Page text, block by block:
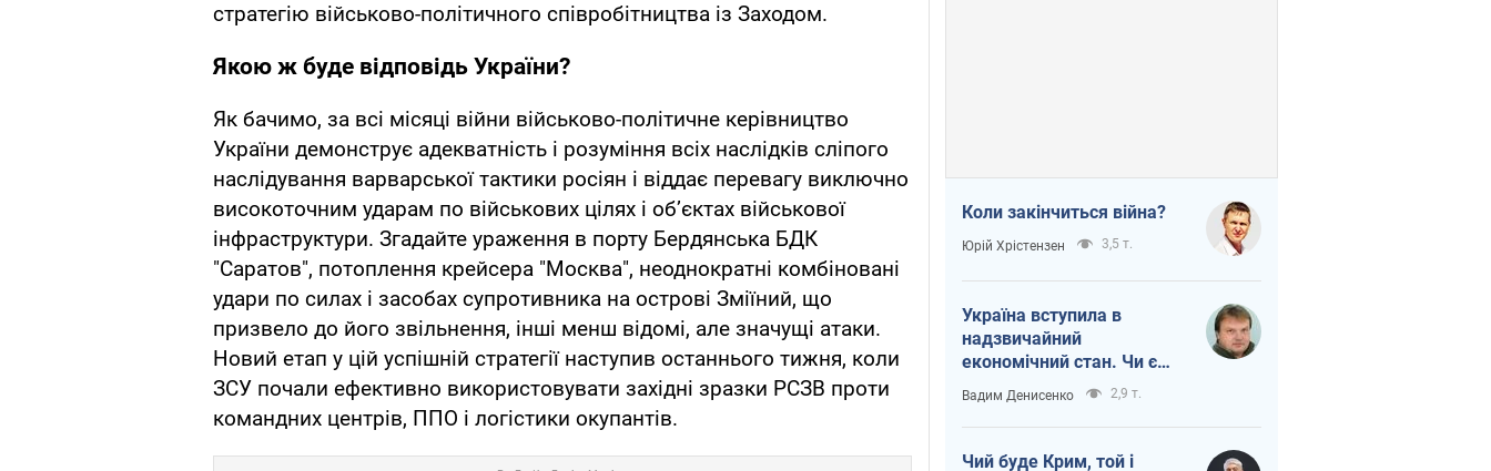
стратегію військово-політичного співробітництва із Заходом.
Якою ж буде відповідь України?
Як бачимо, за всі місяці війни військово-політичне керівництво
України демонструє адекватність і розуміння всіх наслідків сліпого
наслідування варварської тактики росіян і віддає перевагу виключно
високоточним ударам по військових цілях і об’єктах військової
інфраструктури. Згадайте ураження в порту Бердянська БДК
"Саратов", потоплення крейсера "Москва", неоднократні комбіновані
удари по силах і засобах супротивника на острові Зміїний, що
призвело до його звільнення, інші менш відомі, але значущі атаки.
Новий етап у цій успішній стратегії наступив останнього тижня, коли
ЗСУ почали ефективно використовувати західні зразки РСЗВ проти
командних центрів, ППО і логістики окупантів.
Коли закінчиться війна?
Юрій Хрістензен 3,5 т.
Україна вступила в
надзвичайний
економічний стан. Чи є
світло вкінці тунелю?
Вадим Денисенко 2,9 т.
Чий буде Крим, той і